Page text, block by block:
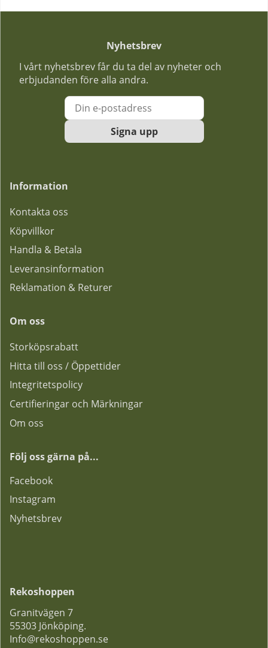
Nyhetsbrev
I vårt nyhetsbrev får du ta del av nyheter och
erbjudanden före alla andra.
Signa upp
Information
Kontakta oss
Köpvillkor
Handla & Betala
Leveransinformation
Reklamation & Returer
Om oss
Storköpsrabatt
Hitta till oss / Öppettider
Integritetspolicy
Certifieringar och Märkningar
Om oss
Följ oss gärna på...
Facebook
Instagram
Nyhetsbrev
Rekoshoppen
Granitvägen 7
55303 Jönköping.
Info@rekoshoppen.se